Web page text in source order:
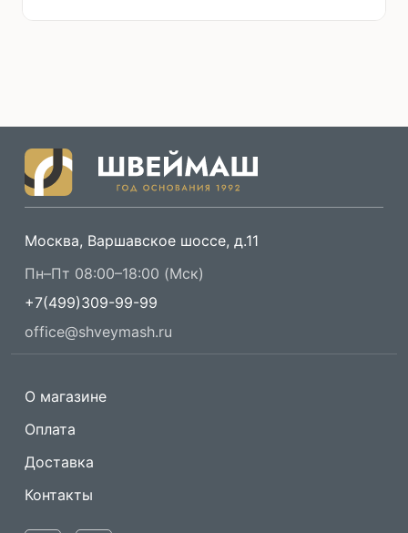
Москва, Варшавское шоссе, д.11
Пн–Пт 08:00–18:00 (Мск)
+7(499)309-99-99
office@shveymash.ru
О магазине
Оплата
Доставка
Контакты